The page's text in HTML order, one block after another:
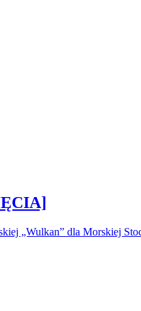
„Wulkan” dla Morskiej